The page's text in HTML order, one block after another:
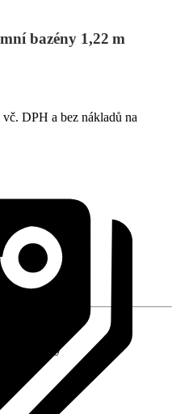
bazény 1,22 m
DPH a bez nákladů na
bazény